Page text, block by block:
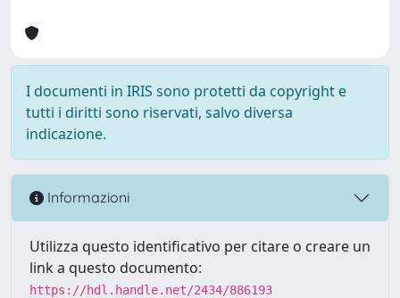
I documenti in IRIS sono protetti da copyright e
tutti i diritti sono riservati, salvo diversa
indicazione.
Informazioni
Utilizza questo identificativo per citare o creare un
link a questo documento:
https://hdl.handle.net/2434/886193